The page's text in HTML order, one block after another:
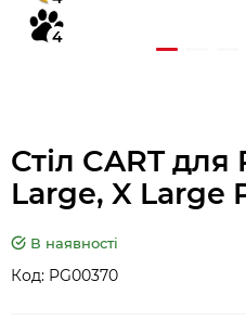
4
Стіл CART
Large, X Large
В наявності
Код: PG00370